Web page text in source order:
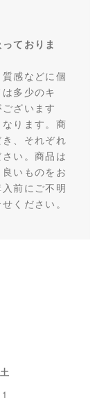
ておりま
感などに個
多少のキ
ざいます
ります。商
、それぞれ
い。商品は
いものをお
前にご不明
ください。
土
1